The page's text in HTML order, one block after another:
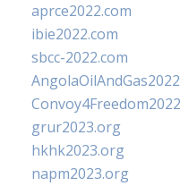
aprce2022.com
ibie2022.com
sbcc-2022.com
grur2023.org
hkhk2023.org
napm2023.org